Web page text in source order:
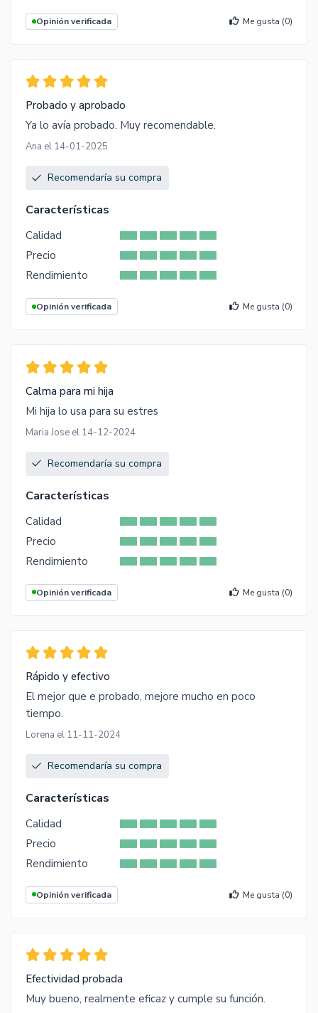
Opinión verificada Me gusta (0)
Probado y aprobado
Ya lo avía probado. Muy recomendable.
Ana el 14-01-2025
Recomendaría su compra
Características
Calidad
Precio
Rendimiento
Opinión verificada Me gusta (0)
Calma para mi hija
Mi hija lo usa para su estres
Maria Jose el 14-12-2024
Recomendaría su compra
Características
Calidad
Precio
Rendimiento
Opinión verificada Me gusta (0)
Rápido y efectivo
El mejor que e probado, mejore mucho en poco
tiempo.
Lorena el 11-11-2024
Recomendaría su compra
Características
Calidad
Precio
Rendimiento
Opinión verificada Me gusta (0)
Efectividad probada
Muy bueno, realmente eficaz y cumple su función.